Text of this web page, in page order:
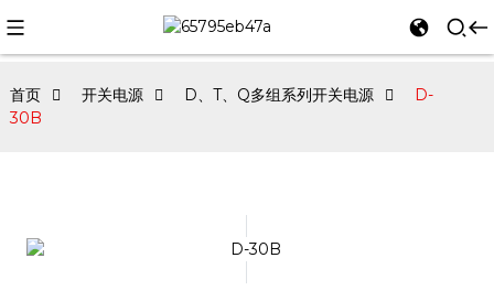
首页 开关电源 D、T、Q多组系列开关电源
D-
30B